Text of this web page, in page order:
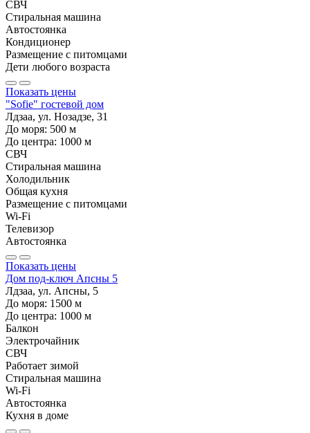
СВЧ
Стиральная машина
Автостоянка
Кондиционер
Размещение с питомцами
Дети любого возраста
Показать цены
"Sofie" гостевой дом
Лдзаа, ул. Нозадзе, 31
До моря: 500 м
До центра: 1000 м
СВЧ
Стиральная машина
Холодильник
Общая кухня
Размещение с питомцами
Wi-Fi
Телевизор
Автостоянка
Показать цены
Дом под-ключ Апсны 5
Лдзаа, ул. Апсны, 5
До моря: 1500 м
До центра: 1000 м
Балкон
Электрочайник
СВЧ
Работает зимой
Стиральная машина
Wi-Fi
Автостоянка
Кухня в доме